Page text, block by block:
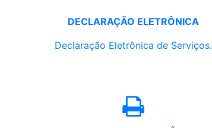
DECLARAÇÃO ELETRÔNICA
Declaração Eletrônica de Serviços.